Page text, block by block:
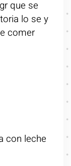
que se
lo se y
comer
con leche